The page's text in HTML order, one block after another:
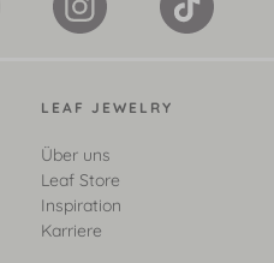
LEAF JEWELRY
Über uns
Leaf Store
Inspiration
Karriere